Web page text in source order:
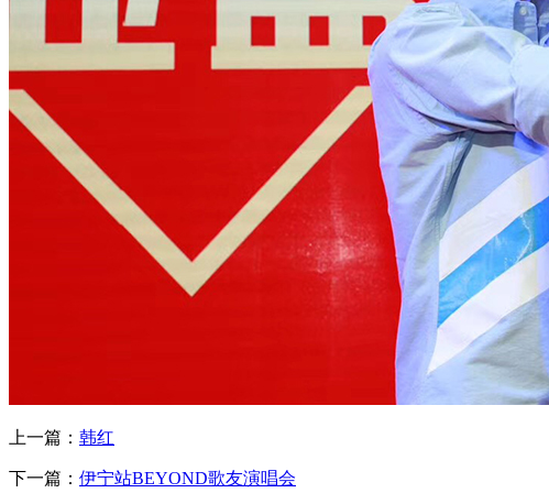
上一篇： 韩红
下一篇： 伊宁站BEYOND歌友演唱会